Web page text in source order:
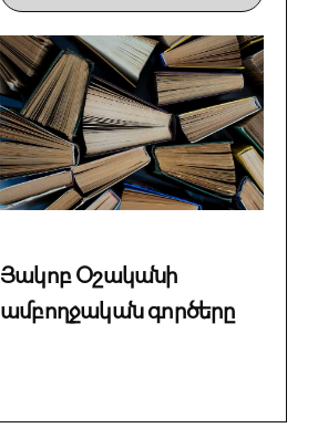
Յակոբ Օշականի
ամբողջական գործերը